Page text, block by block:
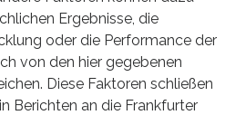
Ergebnisse, die
oder die Performance der
von den hier gegebenen
Diese Faktoren schließen
Berichten an die Frankfurter